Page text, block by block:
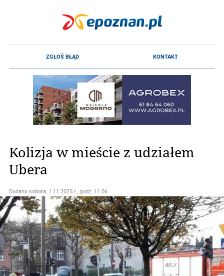
Kolizja w mieście z udziałem
Ubera
Dodano sobota, 1.11.2025 r., godz. 11.06